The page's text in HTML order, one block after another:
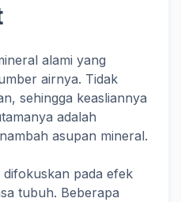
alami yang
airnya. Tidak
sehingga keasliannya
adalah
asupan mineral.
pada efek
tubuh. Beberapa